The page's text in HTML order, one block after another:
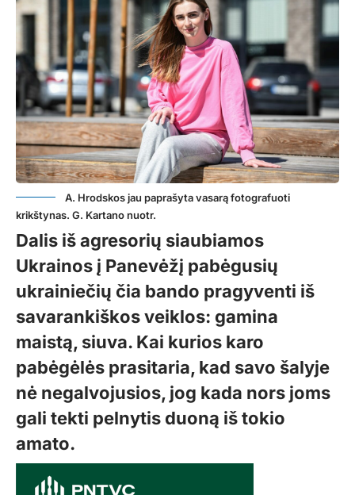
A. Hrodskos jau paprašyta vasarą fotografuoti
krikštynas. G. Kartano nuotr.
Dalis iš agresorių siaubiamos
Ukrainos į Panevėžį pabėgusių
ukrainiečių čia bando pragyventi iš
savarankiškos veiklos: gamina
maistą, siuva. Kai kurios karo
pabėgėlės prasitaria, kad savo šalyje
nė negalvojusios, jog kada nors joms
gali tekti pelnytis duoną iš tokio
amato.